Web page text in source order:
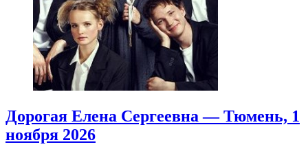
Дорогая Елена Сергеевна — Тюмень, 1
ноября 2026